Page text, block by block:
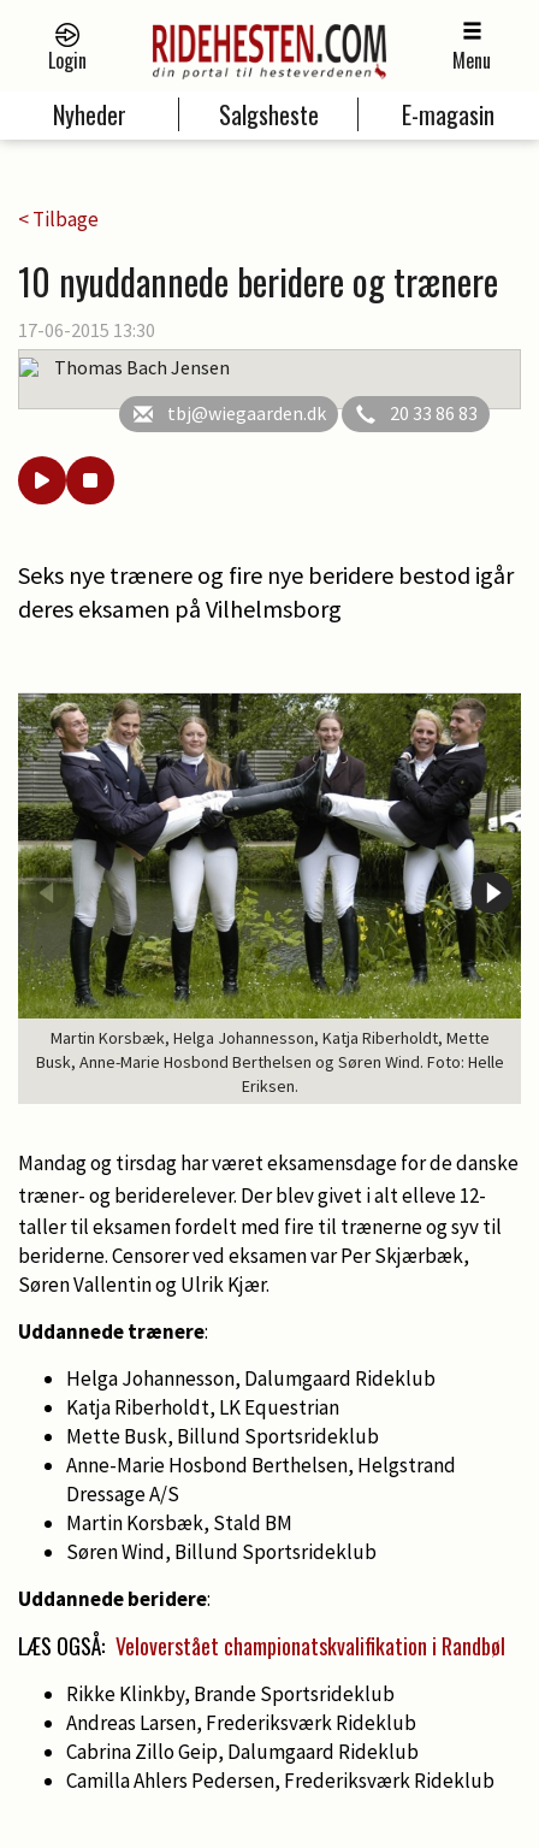
Login Menu
Nyheder Salgsheste E-magasin
< Tilbage
10 nyuddannede beridere og trænere
17-06-2015 13:30
Thomas Bach Jensen
tbj@wiegaarden.dk
20 33 86 83
Seks nye trænere og fire nye beridere bestod igår
deres eksamen på Vilhelmsborg
Martin Korsbæk, Helga Johannesson, Katja Riberholdt, Mette
Busk, Anne-Marie Hosbond Berthelsen og Søren Wind. Foto: Helle
Eriksen.
Mandag og tirsdag har været eksamensdage for de danske
træner- og beriderelever. Der blev givet i alt elleve 12-
taller til eksamen fordelt med fire til trænerne og syv til
beriderne. Censorer ved eksamen var Per Skjærbæk,
Søren Vallentin og Ulrik Kjær.
Uddannede trænere:
Helga Johannesson, Dalumgaard Rideklub
Katja Riberholdt, LK Equestrian
Mette Busk, Billund Sportsrideklub
Anne-Marie Hosbond Berthelsen, Helgstrand
Dressage A/S
Martin Korsbæk, Stald BM
Søren Wind, Billund Sportsrideklub
Uddannede beridere:
LÆS OGSÅ: Veloverstået championatskvalifikation i Randbøl
Rikke Klinkby, Brande Sportsrideklub
Andreas Larsen, Frederiksværk Rideklub
Cabrina Zillo Geip, Dalumgaard Rideklub
Camilla Ahlers Pedersen, Frederiksværk Rideklub